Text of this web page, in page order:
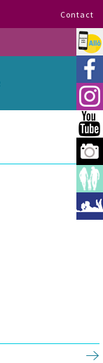
Contact
Allo